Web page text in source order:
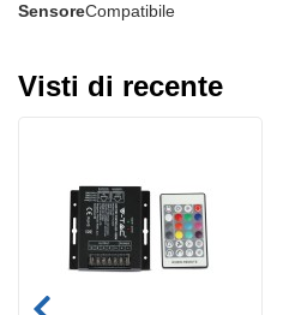
SensoreCompatibile
Visti di recente